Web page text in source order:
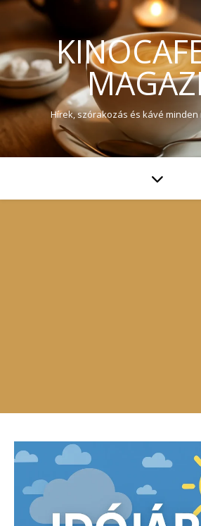
Hírek, szórakozás és kávé